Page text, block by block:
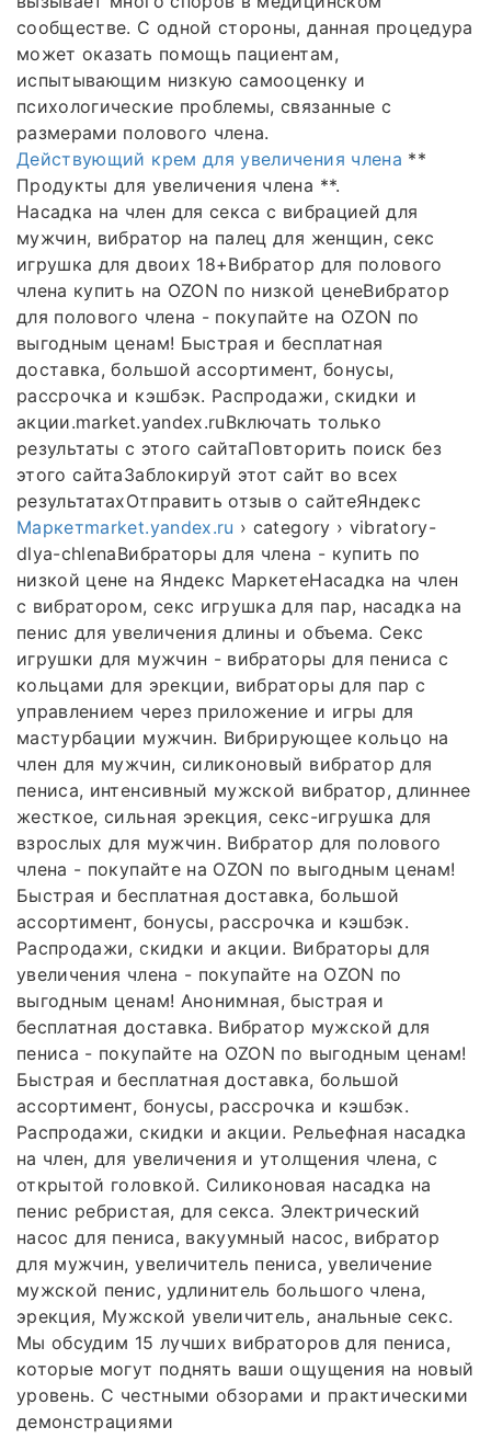
сообществе. С одной стороны, данная процедура
может оказать помощь пациентам,
испытывающим низкую самооценку и
психологические проблемы, связанные с
размерами полового члена.
Действующий крем для увеличения члена **
Продукты для увеличения члена **.
Насадка на член для секса с вибрацией для
мужчин, вибратор на палец для женщин, секс
игрушка для двоих 18+Вибратор для полового
члена купить на OZON по низкой ценеВибратор
для полового члена - покупайте на OZON по
выгодным ценам! Быстрая и бесплатная
доставка, большой ассортимент, бонусы,
рассрочка и кэшбэк. Распродажи, скидки и
акции.market.yandex.ruВключать только
результаты с этого сайтаПовторить поиск без
этого сайтаЗаблокируй этот сайт во всех
результатахОтправить отзыв о сайтеЯндекс
Маркетmarket.yandex.ru › category › vibratory-
dlya-chlenaВибраторы для члена - купить по
низкой цене на Яндекс МаркетеНасадка на член
с вибратором, секс игрушка для пар, насадка на
пенис для увеличения длины и объема. Секс
игрушки для мужчин - вибраторы для пениса с
кольцами для эрекции, вибраторы для пар с
управлением через приложение и игры для
мастурбации мужчин. Вибрирующее кольцо на
член для мужчин, силиконовый вибратор для
пениса, интенсивный мужской вибратор, длиннее
жесткое, сильная эрекция, секс-игрушка для
взрослых для мужчин. Вибратор для полового
члена - покупайте на OZON по выгодным ценам!
Быстрая и бесплатная доставка, большой
ассортимент, бонусы, рассрочка и кэшбэк.
Распродажи, скидки и акции. Вибраторы для
увеличения члена - покупайте на OZON по
выгодным ценам! Анонимная, быстрая и
бесплатная доставка. Вибратор мужской для
пениса - покупайте на OZON по выгодным ценам!
Быстрая и бесплатная доставка, большой
ассортимент, бонусы, рассрочка и кэшбэк.
Распродажи, скидки и акции. Рельефная насадка
на член, для увеличения и утолщения члена, с
открытой головкой. Силиконовая насадка на
пенис ребристая, для секса. Электрический
насос для пениса, вакуумный насос, вибратор
для мужчин, увеличитель пениса, увеличение
мужской пенис, удлинитель большого члена,
эрекция, Мужской увеличитель, анальные секс.
Мы обсудим 15 лучших вибраторов для пениса,
которые могут поднять ваши ощущения на новый
уровень. С честными обзорами и практическими
демонстрациями